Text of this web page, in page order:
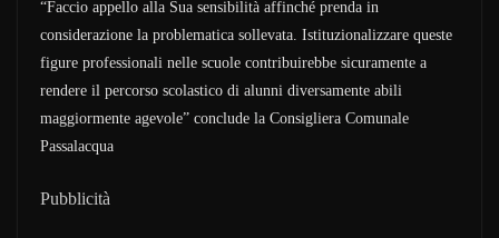
“Faccio appello alla Sua sensibilità affinché prenda in
considerazione la problematica sollevata. Istituzionalizzare queste
figure professionali nelle scuole contribuirebbe sicuramente a
rendere il percorso scolastico di alunni diversamente abili
maggiormente agevole” conclude la Consigliera Comunale
Passalacqua
Pubblicità